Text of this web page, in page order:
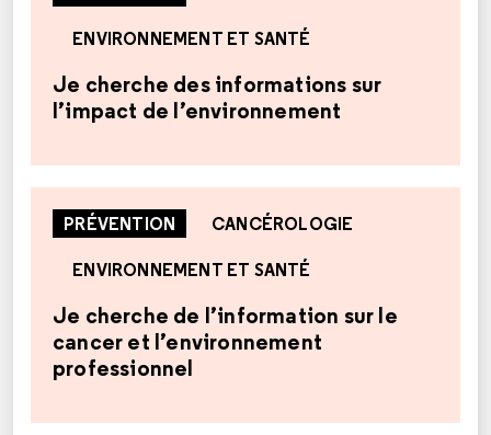
ENVIRONNEMENT ET SANTÉ
Je cherche des informations sur
l’impact de l’environnement
PRÉVENTION CANCÉROLOGIE
ENVIRONNEMENT ET SANTÉ
Je cherche de l’information sur le
cancer et l’environnement
professionnel